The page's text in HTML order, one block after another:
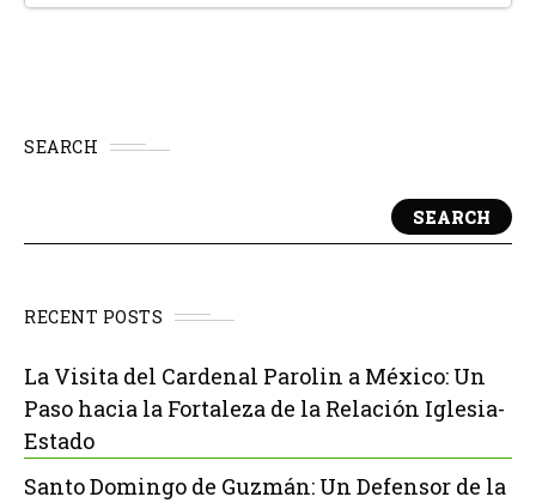
SEARCH
SEARCH
RECENT POSTS
La Visita del Cardenal Parolin a México: Un
Paso hacia la Fortaleza de la Relación Iglesia-
Estado
Santo Domingo de Guzmán: Un Defensor de la